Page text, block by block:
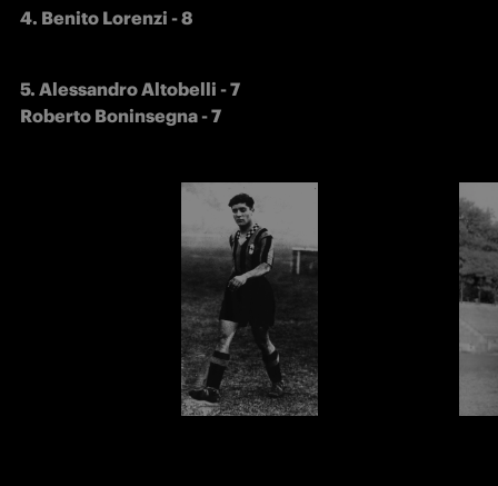
4. Benito Lorenzi - 8
5. Alessandro Altobelli - 7
Roberto Boninsegna - 7